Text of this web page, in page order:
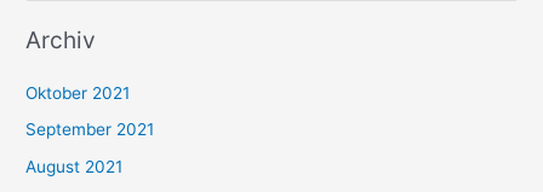
c
n
n
Archiv
Oktober 2021
September 2021
August 2021